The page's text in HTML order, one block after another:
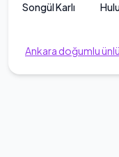
Songül Karlı
Ankara doğumlu